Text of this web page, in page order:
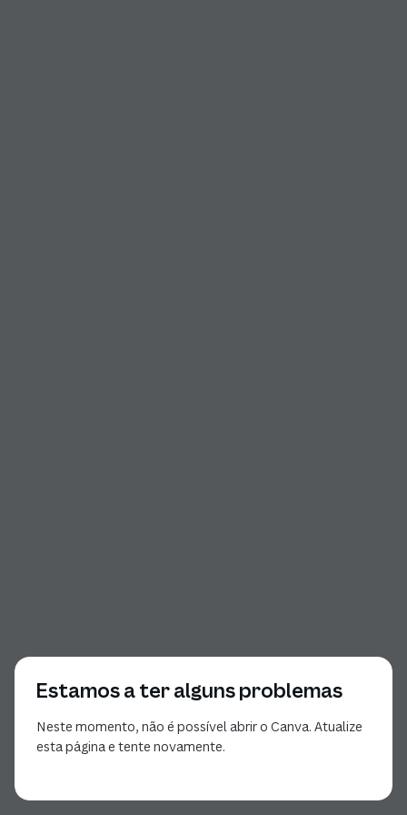
Estamos a ter alguns problemas
Neste momento, não é possível abrir o Canva. Atualize
esta página e tente novamente.